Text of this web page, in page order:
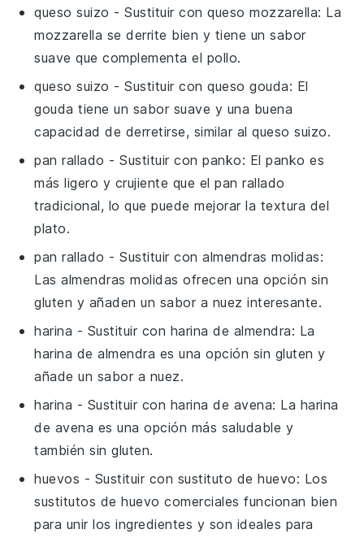
queso suizo - Sustituir conqueso mozzarella: La
mozzarella se derrite bien y tiene un sabor
suave que complementa el pollo.
queso suizo - Sustituir conqueso gouda: El
gouda tiene un sabor suave y una buena
capacidad de derretirse, similar al queso suizo.
pan rallado - Sustituir conpanko: El panko es
más ligero y crujiente que el pan rallado
tradicional, lo que puede mejorar la textura del
plato.
pan rallado - Sustituir conalmendras molidas:
Las almendras molidas ofrecen una opción sin
gluten y añaden un sabor a nuez interesante.
harina - Sustituir con harina de almendra: La
harina de almendra es una opción sin gluten y
añade un sabor a nuez.
harina - Sustituir con harina de avena: La harina
de avena es una opción más saludable y
también sin gluten.
huevos - Sustituir con sustituto de huevo: Los
sustitutos de huevo comerciales funcionan bien
para unir los ingredientes y son ideales para